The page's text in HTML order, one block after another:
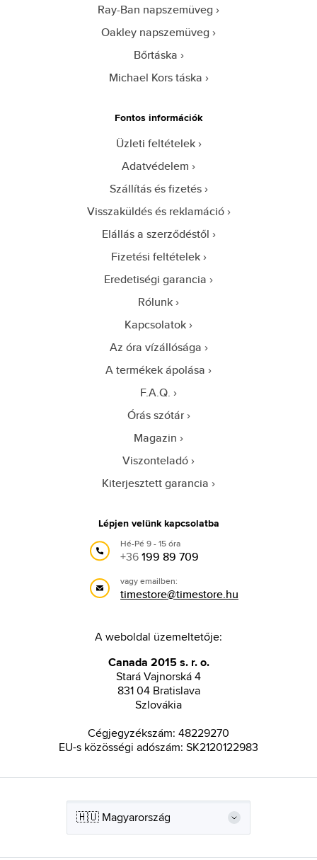
Ray-Ban napszemüveg
Oakley napszemüveg
Bőrtáska
Michael Kors táska
Fontos információk
Üzleti feltételek
Adatvédelem
Szállítás és fizetés
Visszaküldés és reklamáció
Elállás a szerződéstől
Fizetési feltételek
Eredetiségi garancia
Rólunk
Kapcsolatok
Az óra vízállósága
A termékek ápolása
F.A.Q.
Órás szótár
Magazin
Viszonteladó
Kiterjesztett garancia
Lépjen velünk kapcsolatba
Hé-Pé 9 - 15 óra
+36199 89 709
vagy emailben:
timestore@timestore.hu
A weboldal üzemeltetője:
Canada 2015 s. r. o.
Stará Vajnorská 4
831 04 Bratislava
Szlovákia
Cégjegyzékszám: 48229270
EU-s közösségi adószám: SK2120122983